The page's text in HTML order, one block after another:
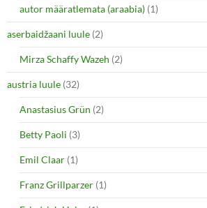
n
n
w
w
i
n
d
o
)
i
n
n
e
w
w
i
n
d
w
)
autor määratlemata (araabia) (1)
aserbaidžaani luule (2)
Mirza Schaffy Wazeh (2)
austria luule (32)
Anastasius Grün (2)
Betty Paoli (3)
Emil Claar (1)
Franz Grillparzer (1)